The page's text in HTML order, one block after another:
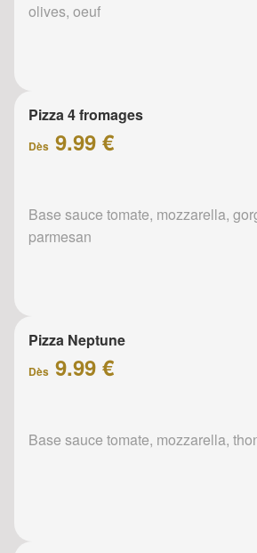
olives, oeuf
Pizza 4 fromages
Dès 9.99 €
Base sauce tomate, mozzarella,
parmesan
Pizza Neptune
Dès 9.99 €
Base sauce tomate, mozzarella,